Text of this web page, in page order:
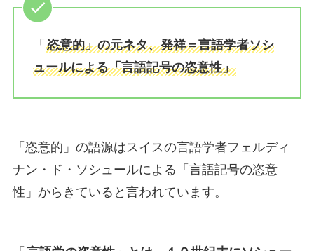
「 恣意的」の元ネタ、発祥＝言語学者ソシ
ュールによる「言語記号の恣意性」
「恣意的」の語源はスイスの言語学者フェルディ
ナン・ド・ソシュールによる「言語記号の恣意
性」からきていると言われています。